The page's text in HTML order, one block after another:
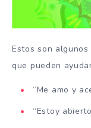
Estos son
que pueden
“Me amo y
“Estoy